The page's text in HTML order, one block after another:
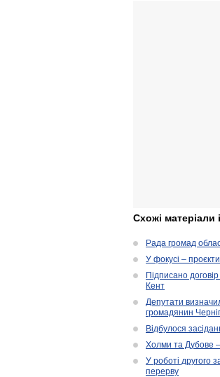
Схожі матеріали
Рада громад
У фокусі –
Підписано
Кент
Депутати
громадянин
Відбулося
Холми та Дубове
У роботі другого
перерву